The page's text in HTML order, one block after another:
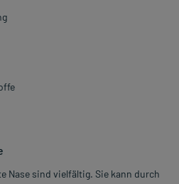
Nase sind vielfältig. Sie kann durch